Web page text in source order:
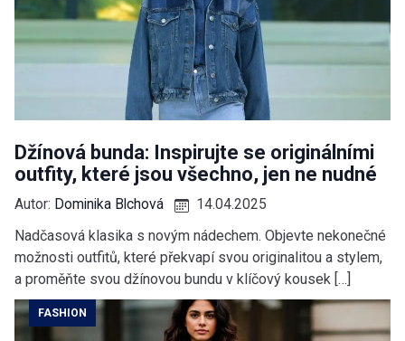
Džínová bunda: Inspirujte se originálními
outfity, které jsou všechno, jen ne nudné
Autor: Dominika Blchová
14.04.2025
Nadčasová klasika s novým nádechem. Objevte nekonečné
možnosti outfitů, které překvapí svou originalitou a stylem,
a proměňte svou džínovou bundu v klíčový kousek […]
FASHION